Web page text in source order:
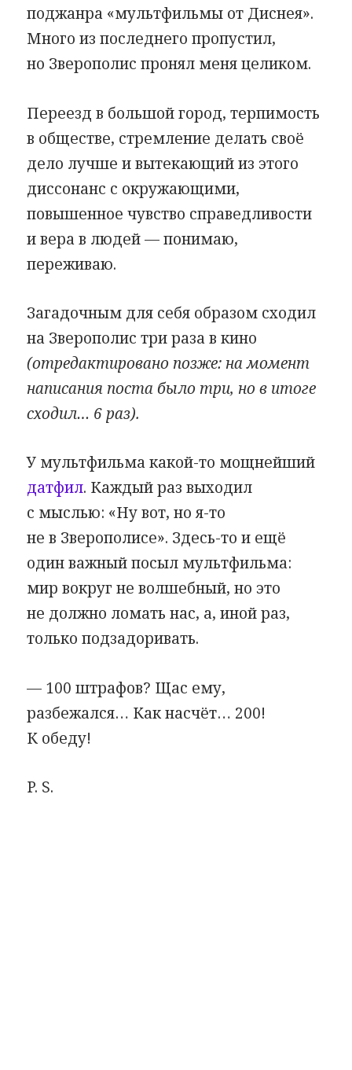
поджанра «мультфильмы от Диснея».
Много из последнего пропустил,
но Зверополис пронял меня целиком.
Переезд в большой город, терпимость
в обществе, стремление делать своё
дело лучше и вытекающий из этого
диссонанс с окружающими,
повышенное чувство справедливости
и вера в людей — понимаю,
переживаю.
Загадочным для себя образом сходил
на Зверополис три раза в кино
(отредактировано позже: на момент
написания поста было три, но в итоге
сходил… 6 раз).
У мультфильма какой-то мощнейший
датфил. Каждый раз выходил
с мыслью: «Ну вот, но я-то
не в Зверополисе». Здесь-то и ещё
один важный посыл мультфильма:
мир вокруг не волшебный, но это
не должно ломать нас, а, иной раз,
только подзадоривать.
— 100 штрафов? Щас ему,
разбежался… Как насчёт… 200!
К обеду!
P. S.